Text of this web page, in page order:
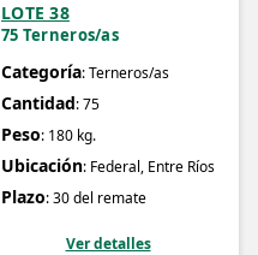
LOTE 38
75 Terneros/as
Categoría: Terneros/as
Cantidad: 75
Peso: 180 kg.
Ubicación: Federal, Entre Ríos
Plazo: 30 del remate
Ver detalles